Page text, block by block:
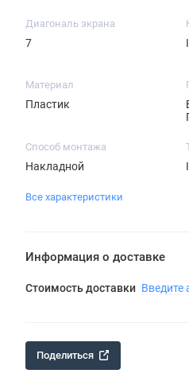
Диагональ экрана
7
Материал
Пластик
Способ монтажа
Накладной
Все характеристики
Информация о доставке
Стоимость доставки Введите
Поделиться